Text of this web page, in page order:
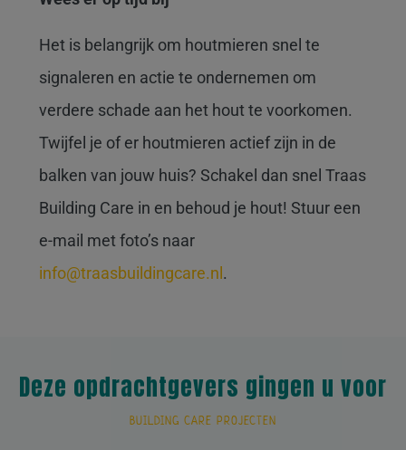
Het is belangrijk om houtmieren snel te
signaleren en actie te ondernemen om
verdere schade aan het hout te voorkomen.
Twijfel je of er houtmieren actief zijn in de
balken van jouw huis? Schakel dan snel Traas
Building Care in en behoud je hout! Stuur een
e-mail met foto’s naar
info@traasbuildingcare.nl .
Deze opdrachtgevers gingen u voor
BUILDING CARE PROJECTEN